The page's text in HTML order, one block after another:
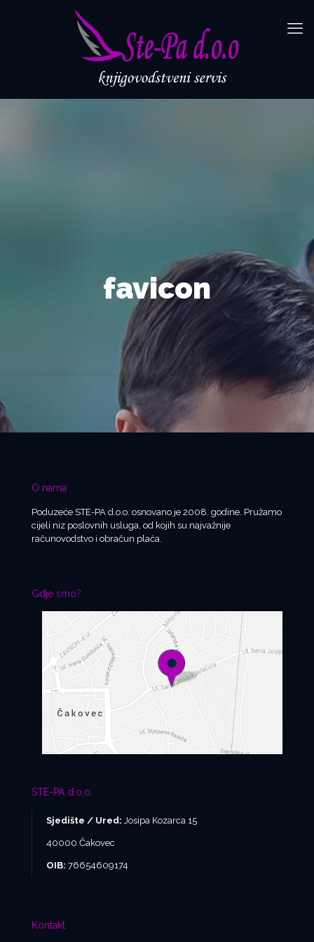
favicon
O nama
Poduzeće STE-PA d.o.o. osnovano je 2008. godine. Pružamo
cijeli niz poslovnih usluga, od kojih su najvažnije
računovodstvo i obračun plaća.
Gdje smo?
STE-PA d.o.o.
Sjedište / Ured: Josipa Kozarca 15
40000 Čakovec
OIB: 76654609174
Kontakt